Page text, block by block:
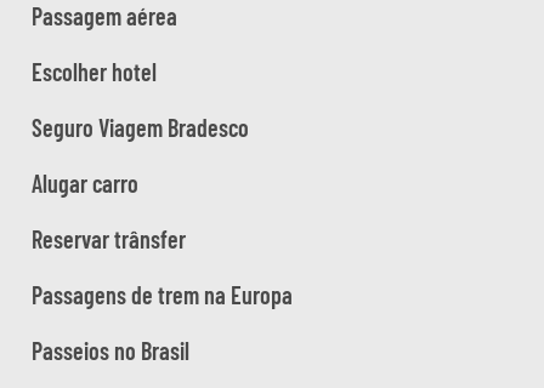
Passagem aérea
Escolher hotel
Seguro Viagem Bradesco
Alugar carro
Reservar trânsfer
Passagens de trem na Europa
Passeios no Brasil